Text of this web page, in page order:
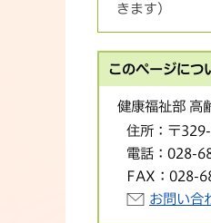
きます）
このページにつ
健康福祉部 高
住所： 〒
電話： 028-
FAX： 028-
お問い合